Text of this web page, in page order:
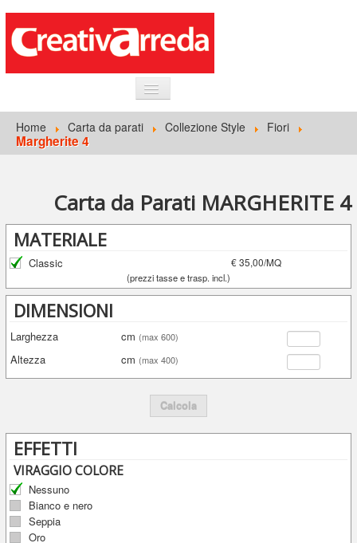
HOME
INFORMAZIONI GENERALI
ACCEDI
Home Carta da parati Collezione Style Fiori
Margherite 4
Carta da Parati MARGHERITE 4
MATERIALE
Classic € 35,00/MQ
(prezzi tasse e trasp. incl.)
DIMENSIONI
Larghezza cm (max 600)
Altezza cm (max 400)
Calcola
EFFETTI
VIRAGGIO COLORE
Nessuno
Bianco e nero
Seppia
Oro